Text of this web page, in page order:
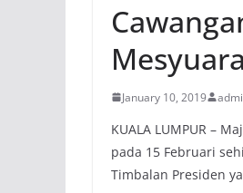
January 10, 2019
KUALA LUMPUR –
pada 15 Februari
Timbalan Presiden